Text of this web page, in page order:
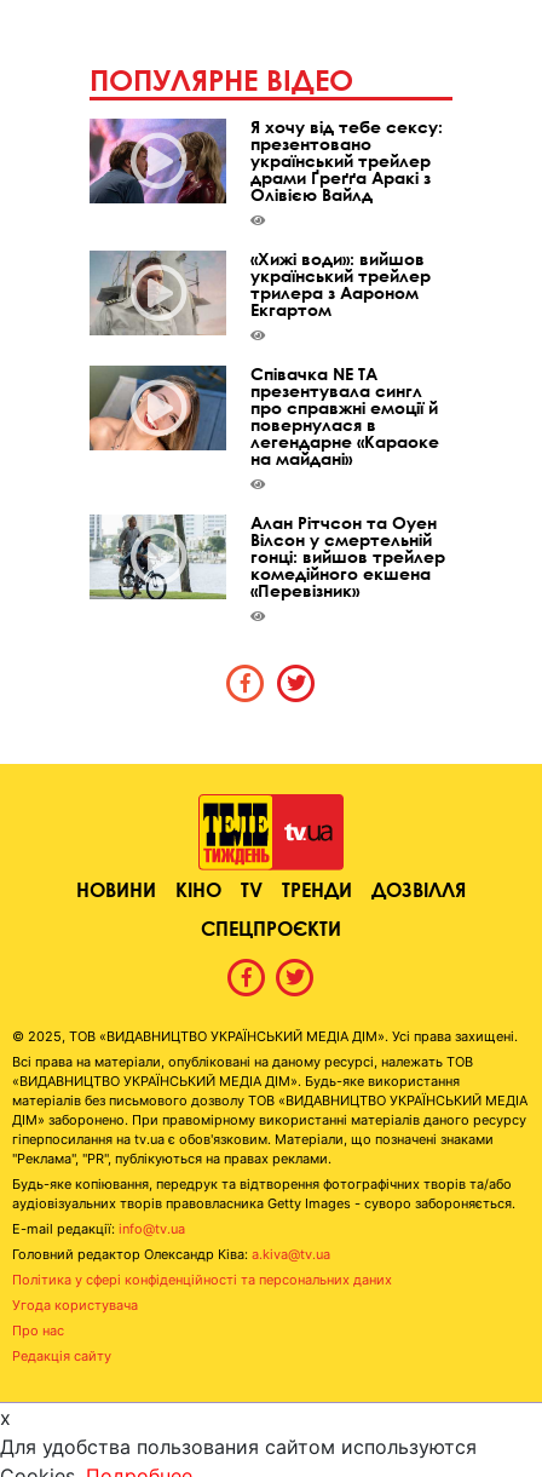
ПОПУЛЯРНЕ ВІДЕО
Я хочу від тебе сексу:
презентовано
український трейлер
драми Ґреґґа Аракі з
Олівією Вайлд
«Хижі води»: вийшов
український трейлер
трилера з Аароном
Екгартом
Співачка NE TA
презентувала сингл
про справжні емоції й
повернулася в
легендарне «Караоке
на майдані»
Алан Рітчсон та Оуен
Вілсон у смертельній
гонці: вийшов трейлер
комедійного екшена
«Перевізник»
НОВИНИ КІНО TV ТРЕНДИ
ДОЗВІЛЛЯ
СПЕЦПРОЄКТИ
© 2025, ТОВ «ВИДАВНИЦТВО УКРАЇНСЬКИЙ МЕДІА ДІМ». Усі права захищені.
Всі права на матеріали, опубліковані на даному ресурсі, належать ТОВ
«ВИДАВНИЦТВО УКРАЇНСЬКИЙ МЕДІА ДІМ». Будь-яке використання
матеріалів без письмового дозволу ТОВ «ВИДАВНИЦТВО УКРАЇНСЬКИЙ МЕДІА
ДІМ» заборонено. При правомірному використанні матеріалів даного ресурсу
гіперпосилання на tv.ua є обов'язковим. Матеріали, що позначені знаками
"Реклама", "PR", публікуються на правах реклами.
Будь-яке копіювання, передрук та відтворення фотографічних творів та/або
аудіовізуальних творів правовласника Getty Images - суворо забороняється.
E-mail редакції: info@tv.ua
Головний редактор Олександр Ківа: a.kiva@tv.ua
Політика у сфері конфіденційності та персональних даних
Угода користувача
Про нас
Редакція сайту
x
Для удобства пользования сайтом используются